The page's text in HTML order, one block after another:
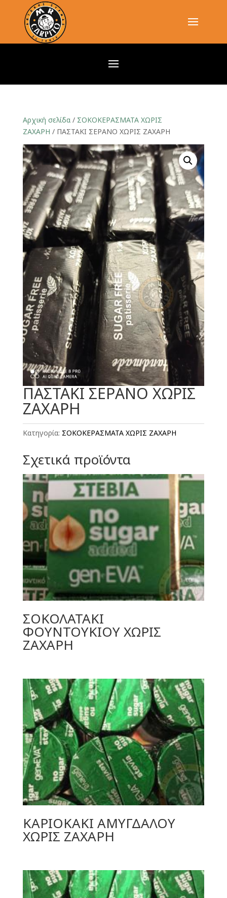
Αρχική σελίδα/ ΣΟΚΟΚΕΡΑΣΜΑΤΑ ΧΩΡΙΣ
ΖΑΧΑΡΗ / ΠΑΣΤΑΚΙ ΣΕΡΑΝΟ ΧΩΡΙΣ ΖΑΧΑΡΗ
ΠΑΣΤΑΚΙ ΣΕΡΑΝΟ ΧΩΡΙΣ
ΖΑΧΑΡΗ
Κατηγορία: ΣΟΚΟΚΕΡΑΣΜΑΤΑ ΧΩΡΙΣ ΖΑΧΑΡΗ
Σχετικά προϊόντα
ΣΟΚΟΛΑΤΑΚΙ
ΦΟΥΝΤΟΥΚΙΟΥ ΧΩΡΙΣ
ΖΑΧΑΡΗ
ΚΑΡΙΟΚΑΚΙ ΑΜΥΓΔΑΛΟΥ
ΧΩΡΙΣ ΖΑΧΑΡΗ